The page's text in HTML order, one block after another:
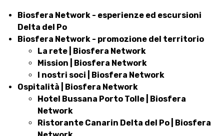
Biosfera Network - esperienze ed escursioni
Delta del Po
Biosfera Network - promozione del territorio
La rete | Biosfera Network
Mission | Biosfera Network
I nostri soci | Biosfera Network
Ospitalità | Biosfera Network
Hotel Bussana Porto Tolle | Biosfera
Network
Ristorante Canarin Delta del Po | Biosfera